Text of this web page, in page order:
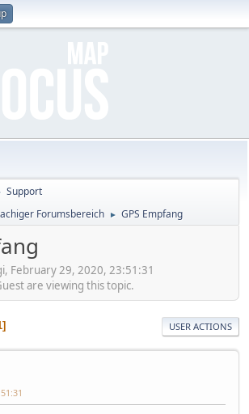
Support
Forumsbereich ► GPS Empfang
February 29, 2020, 23:51:31
are viewing this topic.
USER ACTIONS